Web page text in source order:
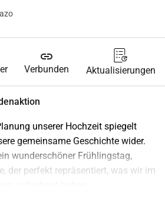
link
Verbunden Aktualisierungen
unserer Hochzeit spiegelt
gemeinsame Geschichte wider.
wunderschöner Frühlingstag,
der perfekt repräsentiert, was wir im
gewählt haben, ist ein